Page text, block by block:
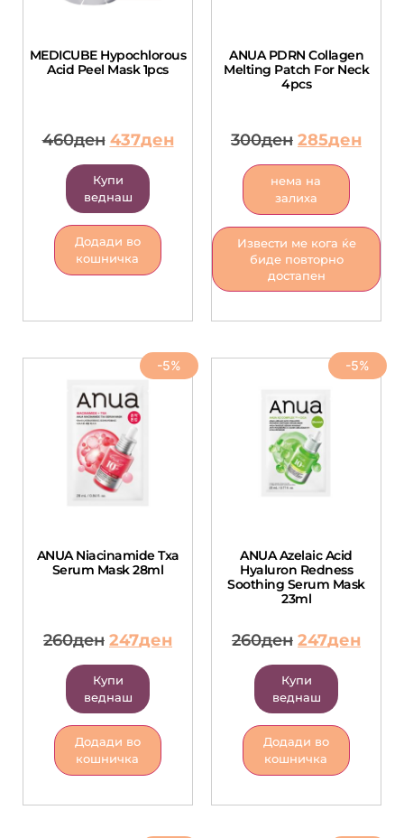
MEDICUBE Hypochlorous
Acid Peel Mask 1pcs
460ден 437ден
Купи
веднаш
Додади во
кошничка
ANUA PDRN Collagen
Melting Patch For Neck
4pcs
300ден 285ден
нема на
залиха
Извести ме кога ќе
биде повторно
достапен
-5%
ANUA Niacinamide Txa
Serum Mask 28ml
260ден 247ден
Купи
веднаш
Додади во
кошничка
-5%
ANUA Azelaic Acid
Hyaluron Redness
Soothing Serum Mask
23ml
260ден 247ден
Купи
веднаш
Додади во
кошничка